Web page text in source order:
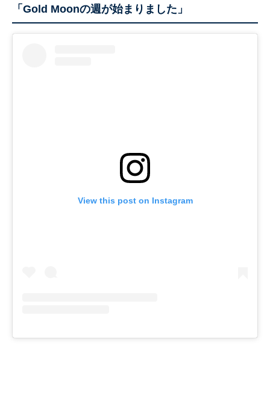
「Gold Moonの週が始まりました」
View this post on Instagram